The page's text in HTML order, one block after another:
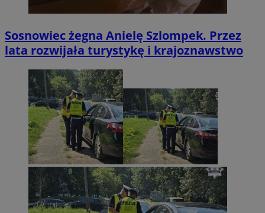
Sosnowiec żegna Anielę Szlompek. Przez
lata rozwijała turystykę i krajoznawstwo